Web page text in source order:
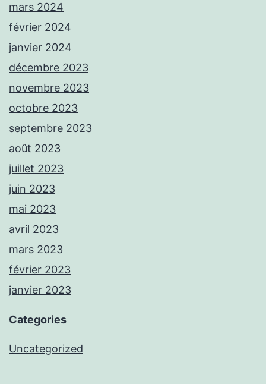
mars 2024
février 2024
janvier 2024
décembre 2023
novembre 2023
octobre 2023
septembre 2023
août 2023
juillet 2023
juin 2023
mai 2023
avril 2023
mars 2023
février 2023
janvier 2023
Categories
Uncategorized